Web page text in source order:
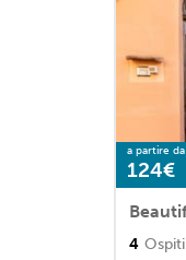
a partire da
124€
4 Ospiti